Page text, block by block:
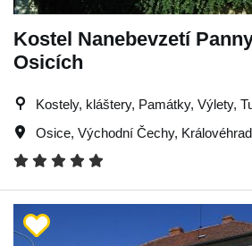
Kostel Nanebevzetí
Osicích
Kostely, kláštery, Památky, Výlety,
Osice, Východní Čechy,